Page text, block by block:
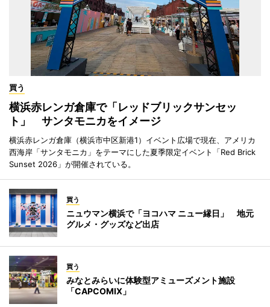
買う
横浜赤レンガ倉庫で「レッドブリックサンセッ
ト」 サンタモニカをイメージ
横浜赤レンガ倉庫（横浜市中区新港1）イベント広場で現在、アメリカ
西海岸「サンタモニカ」をテーマにした夏季限定イベント「Red Brick
Sunset 2026」が開催されている。
買う
ニュウマン横浜で「ヨコハマ ニュー縁日」 地元
グルメ・グッズなど出店
買う
みなとみらいに体験型アミューズメント施設
「CAPCOMIX」